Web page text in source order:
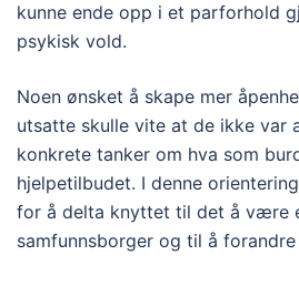
kunne ende opp i et parforhold
psykisk vold.
Noen ønsket å skape mer
utsatte skulle vite at de ikke var
konkrete tanker om hva som
hjelpetilbudet. I denne
for å delta knyttet til det å være
samfunnsborger og til å forandre